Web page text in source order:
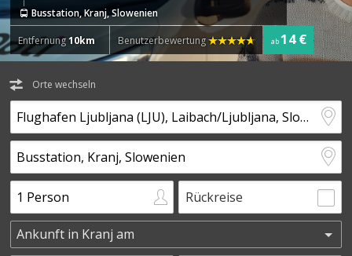
Busstation, Kranj, Slowenien
Entfernung10km Benutzerbewertung ab14 €
Orte wechseln
Rückreise